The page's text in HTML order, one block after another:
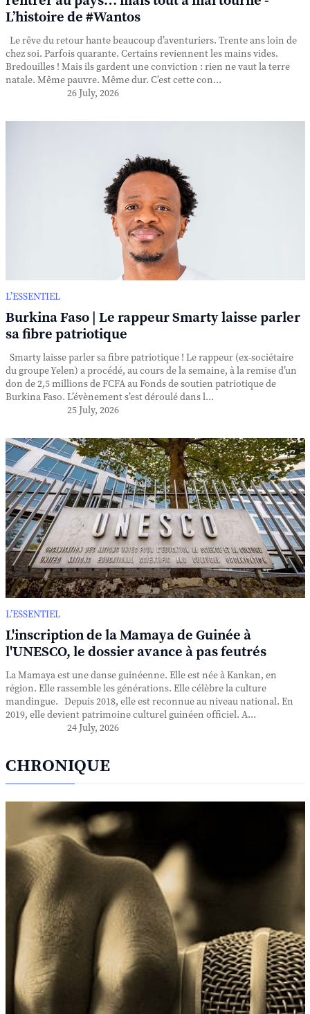
L’histoire de #Wantos
Le rêve du retour hante beaucoup d’aventuriers. Trente ans loin de
chez soi. Parfois quarante. Certains reviennent les mains vides.
Bredouilles ! Mais ils gardent une conviction : rien ne vaut la terre
natale. Même pauvre. Même dur. C’est cette con...
26 July, 2026
L’ESSENTIEL
Burkina Faso | Le rappeur Smarty laisse parler
sa fibre patriotique
Smarty laisse parler sa fibre patriotique ! Le rappeur (ex-sociétaire
du groupe Yelen) a procédé, au cours de la semaine, à la remise d’un
don de 2,5 millions de FCFA au Fonds de soutien patriotique de
Burkina Faso. L’évènement s’est déroulé dans l...
25 July, 2026
L’ESSENTIEL
L'inscription de la Mamaya de Guinée à
l'UNESCO, le dossier avance à pas feutrés
La Mamaya est une danse guinéenne. Elle est née à Kankan, en
région. Elle rassemble les générations. Elle célèbre la culture
mandingue. Depuis 2018, elle est reconnue au niveau national. En
2019, elle devient patrimoine culturel guinéen officiel. A...
24 July, 2026
CHRONIQUE